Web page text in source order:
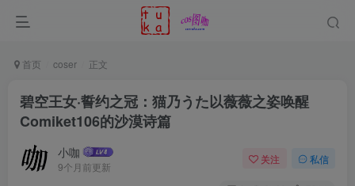
首页 coser 正文
碧空王女·誓约之冠：猫乃うた以薇薇之姿唤醒
Comiket106的沙漠诗篇
小咖
9个月前更新
关注 私信